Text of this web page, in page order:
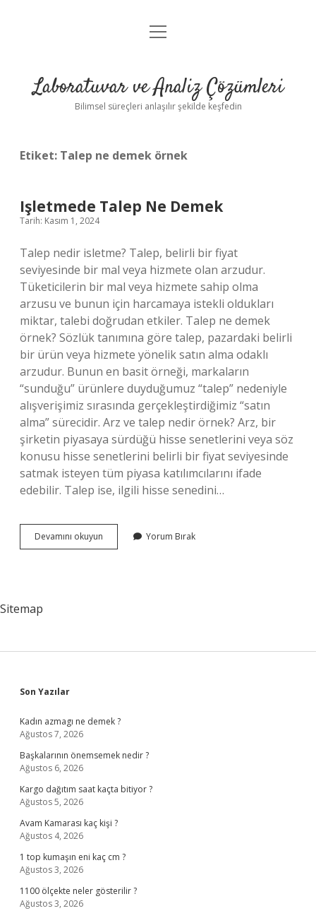
Anasayfa
Yasal Uyarı
menüyü
Laboratuvar ve Analiz Çözümleri
Bilimsel süreçleri anlaşılır şekilde keşfedin
Etiket: Talep ne demek örnek
Işletmede Talep Ne Demek
Tarih: Kasım 1, 2024
Talep nedir isletme? Talep, belirli bir fiyat
seviyesinde bir mal veya hizmete olan arzudur.
Tüketicilerin bir mal veya hizmete sahip olma
arzusu ve bunun için harcamaya istekli oldukları
miktar, talebi doğrudan etkiler. Talep ne demek
örnek? Sözlük tanımına göre talep, pazardaki belirli
bir ürün veya hizmete yönelik satın alma odaklı
arzudur. Bunun en basit örneği, markaların
“sunduğu” ürünlere duyduğumuz “talep” nedeniyle
alışverişimiz sırasında gerçekleştirdiğimiz “satın
alma” sürecidir. Arz ve talep nedir örnek? Arz, bir
şirketin piyasaya sürdüğü hisse senetlerini veya söz
konusu hisse senetlerini belirli bir fiyat seviyesinde
satmak isteyen tüm piyasa katılımcılarını ifade
edebilir. Talep ise, ilgili hisse senedini…
Devamını okuyun Işletmede
Talep
Yorum Bırak
Sitemap
Sidebar
Son Yazılar
Kadın azmagı ne demek ?
Ağustos 7, 2026
Başkalarının önemsemek nedir ?
Ağustos 6, 2026
Kargo dağıtım saat kaçta bitiyor ?
Ağustos 5, 2026
Avam Kamarası kaç kişi ?
Ağustos 4, 2026
1 top kumaşın eni kaç cm ?
Ağustos 3, 2026
1100 ölçekte neler gösterilir ?
Ağustos 3, 2026